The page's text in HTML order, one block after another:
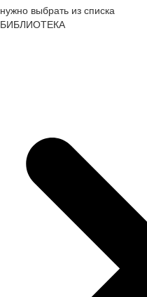
нужно выбрать из списка
БИБЛИОТЕКА